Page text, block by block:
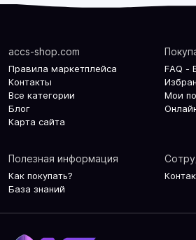
accs-shop.com
Правила маркетплейса
Контакты
Все категории
Блог
Карта сайта
FAQ -
Мои
Полезная информация
Как покупать?
База знаний